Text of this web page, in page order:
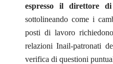
espresso il direttore
sottolineando come i
posti di lavoro
relazioni Inail-patronati
verifica di questioni